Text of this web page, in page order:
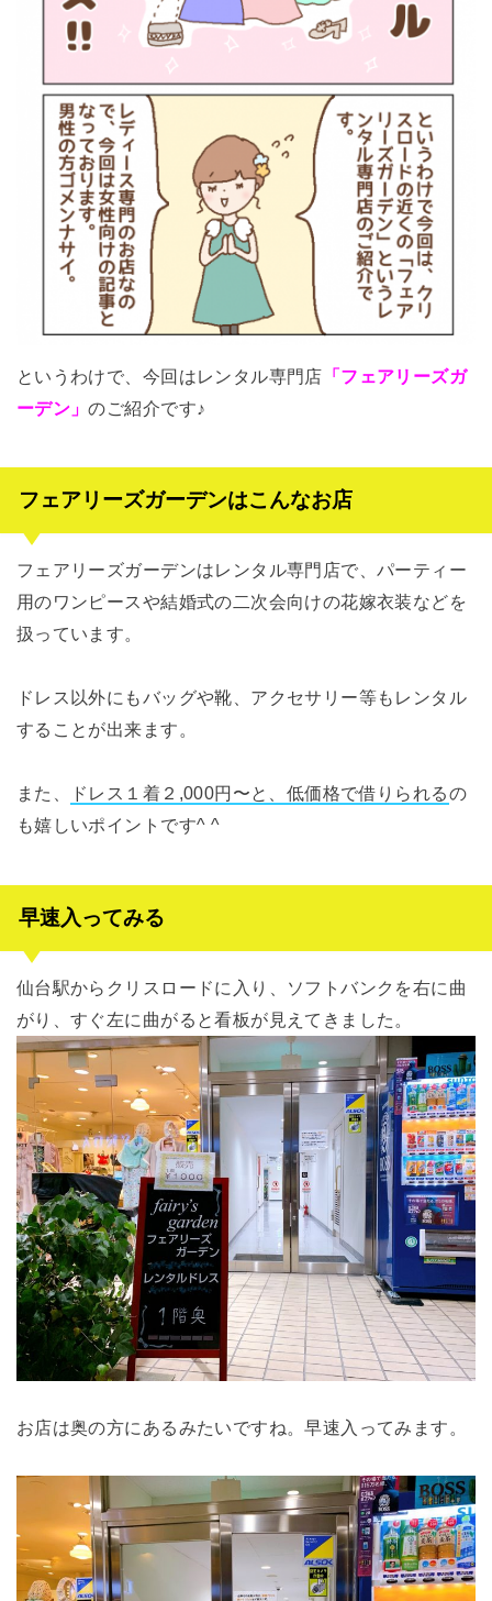
というわけで、今回はレンタル専門店 「フェアリーズガ
ーデン」のご紹介です♪
フェアリーズガーデンはこんなお店
フェアリーズガーデンはレンタル専門店で、パーティー
用のワンピースや結婚式の二次会向けの花嫁衣装などを
扱っています。
ドレス以外にもバッグや靴、アクセサリー等もレンタル
することが出来ます。
また、 ドレス１着２,000円〜と、低価格で借りられるの
も嬉しいポイントです^ ^
早速入ってみる
仙台駅からクリスロードに入り、ソフトバンクを右に曲
がり、すぐ左に曲がると看板が見えてきました。
お店は奥の方にあるみたいですね。早速入ってみます。